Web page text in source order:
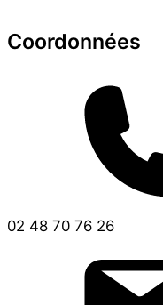
Coordonnées
02 48 70 76 26